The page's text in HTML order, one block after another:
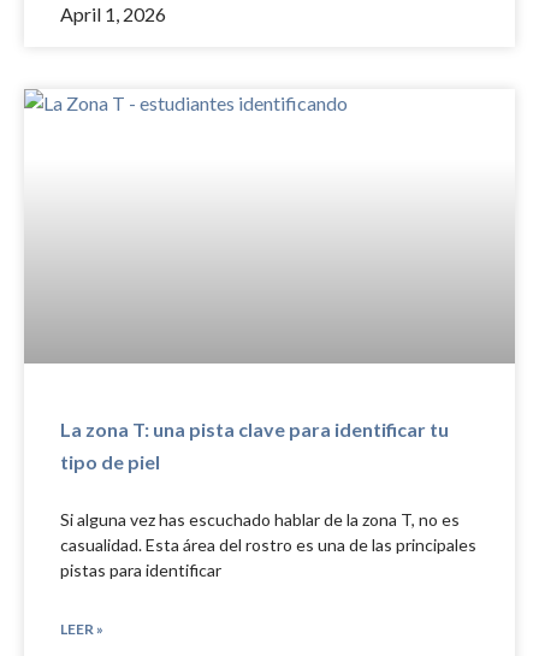
April 1, 2026
La zona T: una pista clave para identificar tu
tipo de piel
Si alguna vez has escuchado hablar de la zona T, no es
casualidad. Esta área del rostro es una de las principales
pistas para identificar
LEER »